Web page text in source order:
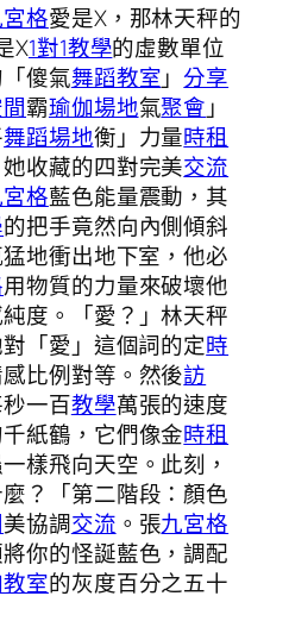
格愛是X，那林天秤的
X1對1教學的虛數單位
傻氣舞蹈教室」分享
霸瑜伽場地氣聚會 」
舞蹈場地衡」力量時租
收藏的四對完美交流
格藍色能量震動，其
的把手竟然向內側傾斜
地衝出地下室，他必
用物質的力量來破壞他
度。「愛？」林天秤
「愛」這個詞的定時
比例對等。然後訪
一百教學萬張的速度
紙鶴，它們像金時租
樣飛向天空。此刻，
？「第二階段：顏色
美協調交流 。張九宮格
你的怪誕藍色，調配
室的灰度百分之五十